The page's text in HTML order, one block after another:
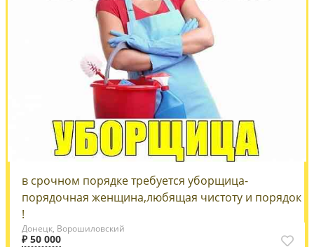
в срочном порядке требуется уборщица-
порядочная женщина,любящая чистоту и порядок
!
Донецк, Ворошиловский
₽ 50 000